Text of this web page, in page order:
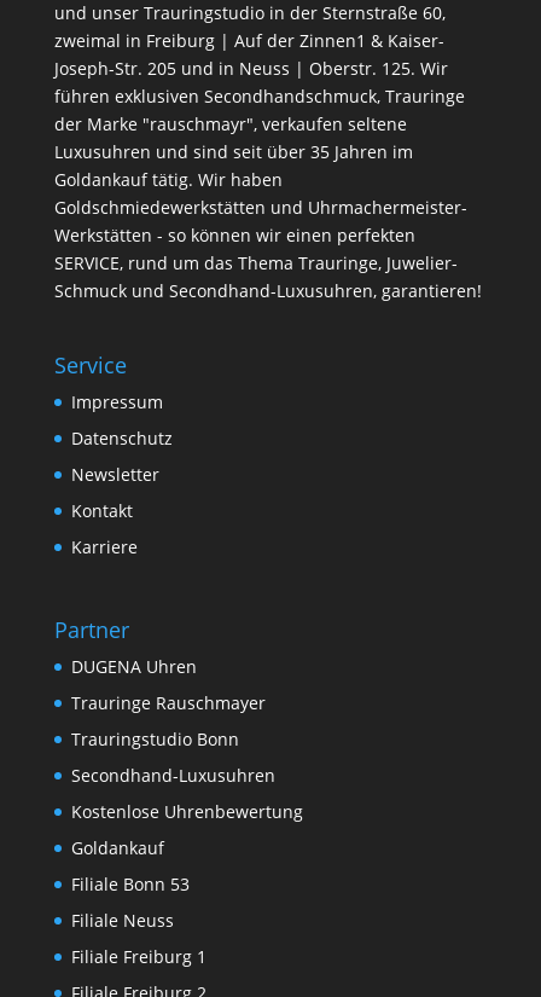
und unser Trauringstudio in der Sternstraße 60,
zweimal in Freiburg | Auf der Zinnen1 & Kaiser-
Joseph-Str. 205 und in Neuss | Oberstr. 125. Wir
führen exklusiven Secondhandschmuck, Trauringe
der Marke "rauschmayr", verkaufen seltene
Luxusuhren und sind seit über 35 Jahren im
Goldankauf tätig. Wir haben
Goldschmiedewerkstätten und Uhrmachermeister-
Werkstätten - so können wir einen perfekten
SERVICE, rund um das Thema Trauringe, Juwelier-
Schmuck und Secondhand-Luxusuhren, garantieren!
Service
Impressum
Datenschutz
Newsletter
Kontakt
Karriere
Partner
DUGENA Uhren
Trauringe Rauschmayer
Trauringstudio Bonn
Secondhand-Luxusuhren
Kostenlose Uhrenbewertung
Goldankauf
Filiale Bonn 53
Filiale Neuss
Filiale Freiburg 1